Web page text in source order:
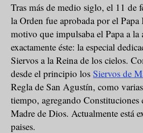
Tras más de medio siglo, el 11 de
la Orden fue aprobada por el
motivo que impulsaba el Papa a la
exactamente éste: la especial
Siervos a la Reina de los cielos.
desde el principio losSiervos de
Regla de San Agustín, como
tiempo, agregando Constituciones
Madre de Dios. Actualmente está
paises.